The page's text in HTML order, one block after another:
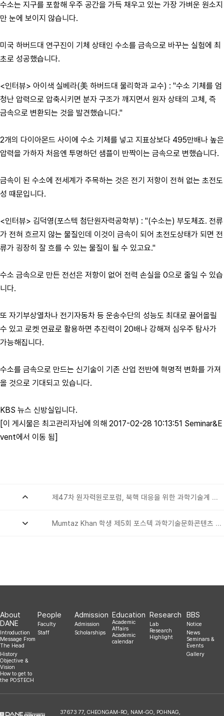
수소는 지구를 포함해 우주 공간을 가득 채우고 있는 가장 가벼운 원소지
만 눈에 보이지 않습니다.
미국 하버드대 연구진이 기체 상태인 수소를 금속으로 바꾸는 실험에 최
초로 성공했습니다.
<인터뷰> 아이색 실베라(美 하버드대 물리학과 교수) : "수소 기체를 엄
청난 압력으로 압축시키면 분자 구조가 깨지면서 원자 상태의 고체, 즉
금속으로 변환되는 것을 발견했습니다."
2개의 다이아몬드 사이에 수소 기체를 넣고 지표상보다 495만배나 높은
압력을 가하자 처음엔 투명하던 샘플이 반짝이는 금속으로 변했습니다.
금속이 된 수소에 전세계가 주목하는 것은 전기 저항이 전혀 없는 초전도
성 때문입니다.
<인터뷰> 김덕영(포스텍 첨단원자력공학부) : "(수소는) 부도체죠. 전류
가 전혀 흐르지 않는 물질인데 이것이 금속이 되어 초전도상태가 되면 전
류가 굉장히 잘 흐를 수 있는 물질이 될 수 있고요."
수소 금속으로 만든 전선은 저항이 없어 전력 손실을 0으로 줄일 수 있습
니다.
또 자기부상열차나 전기자동차 등 운송수단의 성능도 최대로 끌어올릴
수 있고 로켓 연료로 활용하면 추진력이 20배나 강해져 심우주 탐사가
가능해집니다.
수소를 금속으로 만드는 신기술이 기존 산업 전반에 혁명적 변화를 가져
올 것으로 기대되고 있습니다.
KBS 뉴스 신방실입니다.
[이 게시물은 최고관리자님에 의해 2017-02-28 10:13:51 Seminar&E
vent에서 이동 됨]
제47차 원자력원로포럼, 북핵 대응을 위한 과학기술계 역할
2017.04.03Mumtaz Khan 학생 제5회 포스텍 과학기술문화콘텐츠 공모전 대상 수상
About
DANE
Introduction
Message From
The Head
History
Objective &
Vision
How to get to
the POSTECH
People
Faculty
Staff
Admission
Admission
Scholarships
Education
Academic
Affairs
Academic
calendar
Research
Lab
Research
Highlight
BBS
Notice
News
Seminars &
Events
Gallery
37673 77, CHEONGAM-RO, NAM-GO, POHNAG,